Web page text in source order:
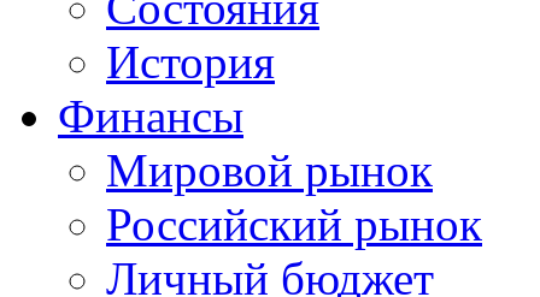
История
Финансы
Мировой рынок
Российский рынок
Личный бюджет